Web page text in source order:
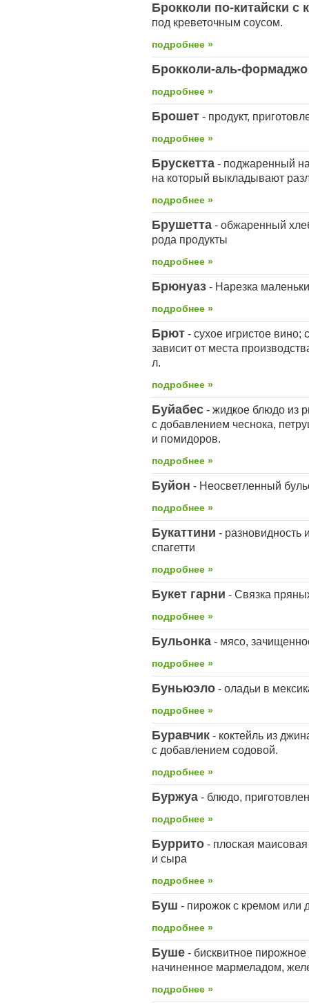
Брокколи по-китайски с
под креветочным соусом.
подробнее »
Брокколи-аль-формаджо
подробнее »
Брошет - продукт,
подробнее »
Брускетта - поджаренный
на который выкладывают
подробнее »
Брушетта - обжаренный
рода продукты
подробнее »
Брюнуаз - Нарезка
подробнее »
Брют - сухое игристое
зависит от места
л.
подробнее »
Буйабес - жидкое блюдо из
с добавлением чеснока,
и помидоров.
подробнее »
Буйон - Неосветленный
подробнее »
Букаттини - разновидность
спагетти
подробнее »
Букет гарни - Связка
подробнее »
Бульонка - мясо,
подробнее »
Буньюэло - оладьи в
подробнее »
Буравчик - коктейль из
с добавлением содовой.
подробнее »
Буржуа - блюдо,
подробнее »
Буррито - плоская
и сыра
подробнее »
Буш - пирожок с кремом или
подробнее »
Буше - бисквитное
начиненное мармеладом,
подробнее »